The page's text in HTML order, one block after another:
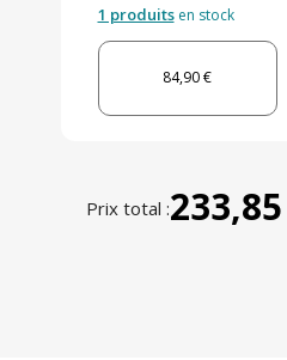
1 produitsen stock
84,90 €
Prix total :